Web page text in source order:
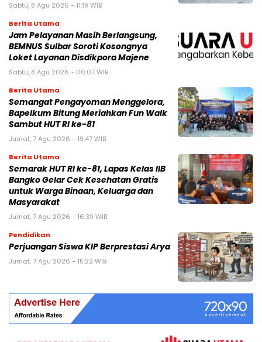
Sabtu, 8 Agu 2026 - 11:19 WIB
Berita Utama
Jam Pelayanan Masih Berlangsung,
BEMNUS Sulbar Soroti Kosongnya
Loket Layanan Disdikpora Majene
Sabtu, 8 Agu 2026 - 00:07 WIB
Berita Utama
Semangat Pengayoman Menggelora,
Bapelkum Bitung Meriahkan Fun Walk
Sambut HUT RI ke-81
Jumat, 7 Agu 2026 - 19:47 WIB
Berita Utama
Semarak HUT RI ke-81, Lapas Kelas IIB
Bangko Gelar Cek Kesehatan Gratis
untuk Warga Binaan, Keluarga dan
Masyarakat
Jumat, 7 Agu 2026 - 16:39 WIB
Pendidikan
Perjuangan Siswa KIP Berprestasi Arya
Jumat, 7 Agu 2026 - 15:22 WIB